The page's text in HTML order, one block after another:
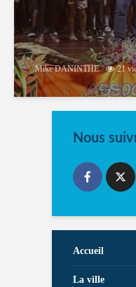
Mike DANINTHE 21
Nous
Accueil
La ville